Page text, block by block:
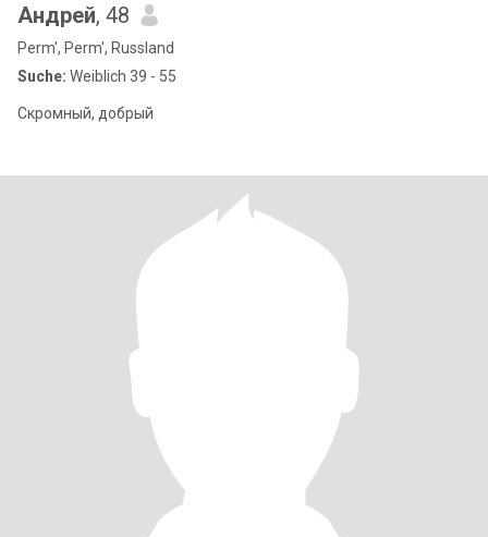
Андрей, 48
Perm', Perm', Russland
Suche: Weiblich 39 - 55
Скромный, добрый